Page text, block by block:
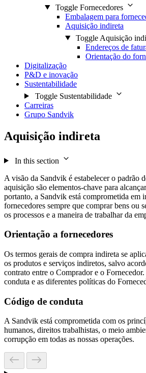
Toggle Fornecedores
Embalagem para
Aquisição indireta
Toggle Aquisição
Endereços de
Orientação do
Digitalização
P&D e inovação
Sustentabilidade
Toggle Sustentabilidade
Carreiras
Grupo Sandvik
Aquisição indireta
In this section
A visão da Sandvik é estabelecer o padrão
aquisição são elementos-chave para
portanto, a Sandvik está comprometida em
fornecedores sempre que comprar bens ou
os processos e a maneira de trabalhar da
Orientação a fornecedores
Os termos gerais de compra indireta se
os produtos e serviços indiretos, salvo
contrato entre o Comprador e o
conduta e as diferentes políticas do
Código de conduta
A Sandvik está comprometida com os
humanos, direitos trabalhistas, o meio
corrupção em todas as nossas operações.